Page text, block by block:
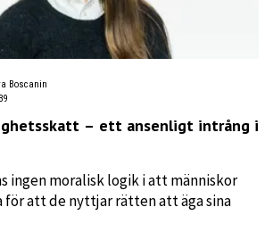
Boscanin
– ett ansenligt intrång i
ingen moralisk logik i att människor
för att de nyttjar rätten att äga sina